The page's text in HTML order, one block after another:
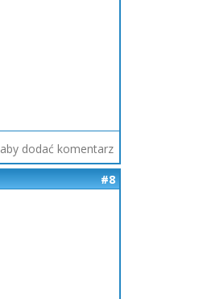
aby dodać komentarz
#8